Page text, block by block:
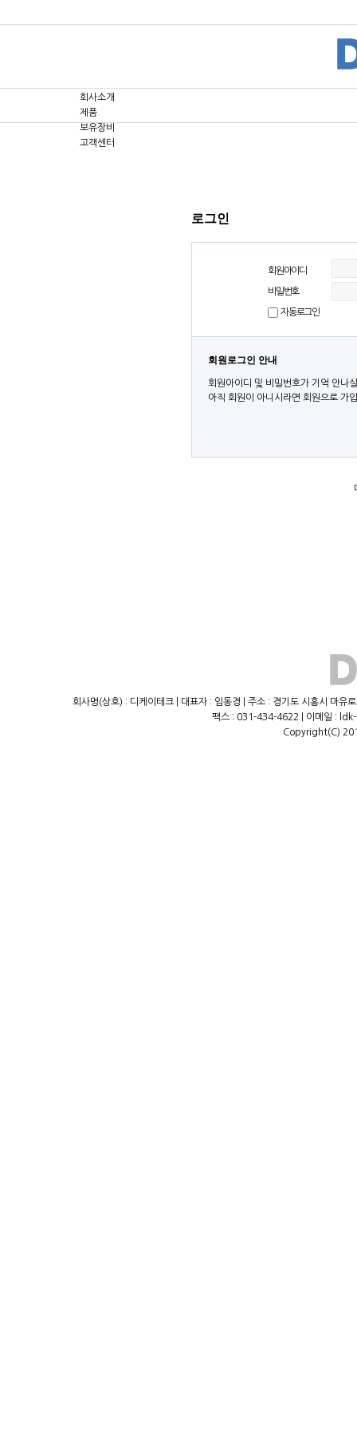
회사소개
제품
보유장비
고객센터
로그인
회원아이디
비밀번호
자동로그인
회원로그인 안내
회원아이디 및 비밀번호가 기억 안나
아직 회원이 아니시라면 회원으로 가
회사명(상호) : 디케이테크 | 대표자 : 임동경 | 주소 : 경기도 시흥시 마
팩스 : 031-434-4622 | 이메일 :
Copyright(C)